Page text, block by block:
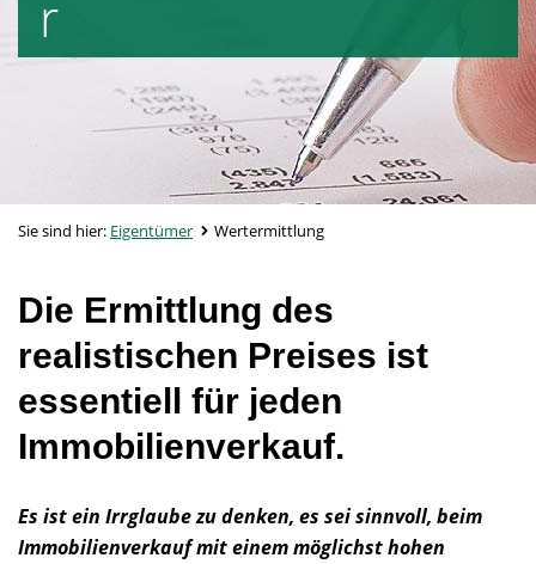
r
Sie sind hier: Eigentümer Wertermittlung
Die Ermittlung des
realistischen Preises ist
essentiell für jeden
Immobilienverkauf.
Es ist ein Irrglaube zu denken, es sei sinnvoll, beim
Immobilienverkauf mit einem möglichst hohen